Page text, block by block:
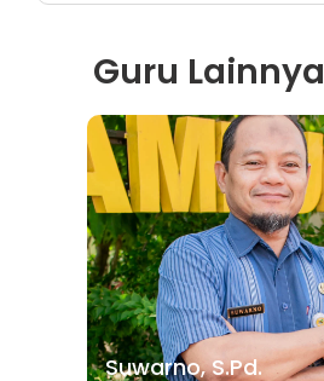
Guru Lainnya
Suwarno, S.Pd.